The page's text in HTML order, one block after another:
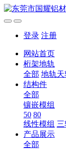
登录 注册
网站首页
桁架地轨
全部 地轨天
结构件
全部
镶嵌模组
50 80
线性模组
产品展示
全部